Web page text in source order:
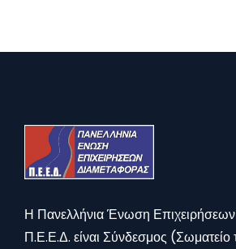
Η Πανελλήνια Ένωση
Π.Ε.Ε.Δ. είναι Σύνδεσμος